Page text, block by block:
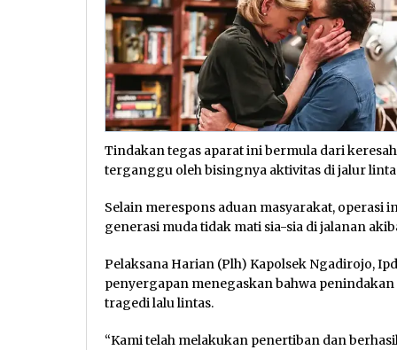
Tindakan tegas aparat ini bermula dari
terganggu oleh bisingnya aktivitas di jalur
Selain merespons aduan masyarakat,
generasi muda tidak mati sia-sia di jalanan
Pelaksana Harian (Plh) Kapolsek Ngadirojo,
penyergapan menegaskan bahwa
tragedi lalu lintas.
“Kami telah melakukan penertiban dan